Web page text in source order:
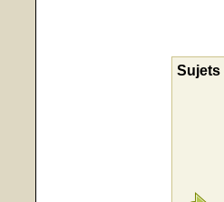
Sujets